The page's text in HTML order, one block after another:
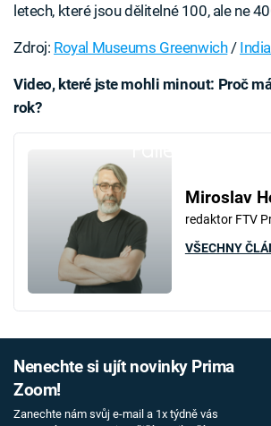
letech, které jsou dělitelné 100, ale ne
Zdroj: Royal Museums Greenwich/
Video, které jste mohli minout: Proč
rok?
Miroslav
redaktor FTV
VŠECHNY
Nenechte si ujít novinky Prima
Zoom!
Zanechte nám svůj e-mail a 1x týdně vás